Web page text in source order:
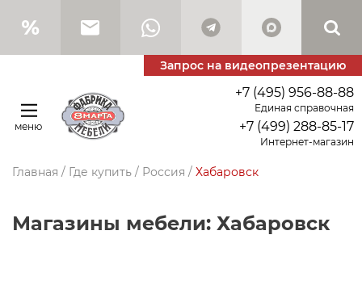
Запрос на видеопрезентацию
меню
+7 (495) 956-88-88
Единая справочная
+7 (499) 288-85-17
Интернет-магазин
Главная / Где купить / Россия / Хабаровск
Магазины мебели: Хабаровск